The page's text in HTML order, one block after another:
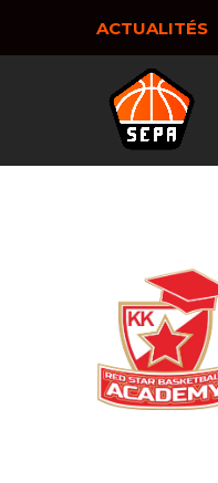
ACTUALITÉS